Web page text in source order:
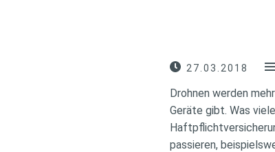
27.03.2018
Drohnen werden
Geräte gibt. Was
passieren,